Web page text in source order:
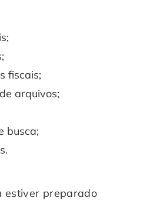
fiscais;
arquivos;
busca;
estiver preparado